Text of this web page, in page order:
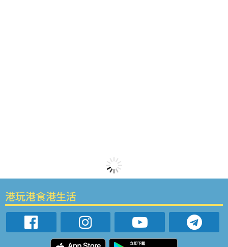
港玩港食港生活